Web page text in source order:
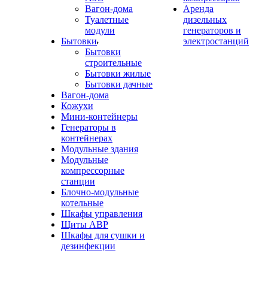
Вагон-дома
Туалетные
модули
Бытовки
Бытовки
строительные
Бытовки жилые
Бытовки дачные
Вагон-дома
Кожухи
Мини-контейнеры
Генераторы в
контейнерах
Модульные здания
Модульные
компрессорные
станции
Блочно-модульные
котельные
Шкафы управления
Щиты АВР
Шкафы для сушки и
дезинфекции
Аренда
дизельных
генераторов и
электростанций